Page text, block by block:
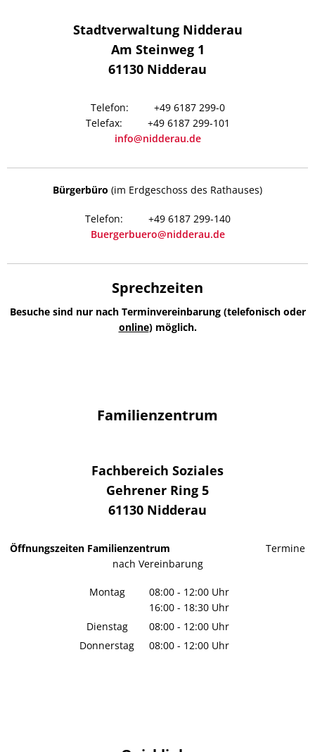
Stadtverwaltung Nidderau
Am Steinweg 1
61130 Nidderau
+49 6187 299-0
+49 6187 299-101
info@nidderau.de
Bürgerbüro (im Erdgeschoss des Rathauses)
+49 6187 299-140
Buergerbuero@nidderau.de
Sprechzeiten
Besuche sind nur nach Terminvereinbarung (telefonisch oder
online) möglich.
Familienzentrum
Fachbereich Soziales
Gehrener Ring 5
61130 Nidderau
Öffnungszeiten Familienzentrum Termine
nach Vereinbarung
Montag 08:00 - 12:00 Uhr
Von 08:00 bis 12:00 Uhr
16:00 - 18:30 Uhr
Von 16:00 bis 18:30 Uhr
Dienstag 08:00 - 12:00 Uhr
Von 08:00 bis 12:00 Uhr
Donnerstag 08:00 - 12:00 Uhr